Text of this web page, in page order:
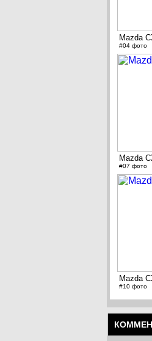
Mazda
#04 фото
Mazda
#07 фото
Mazda
#10 фото